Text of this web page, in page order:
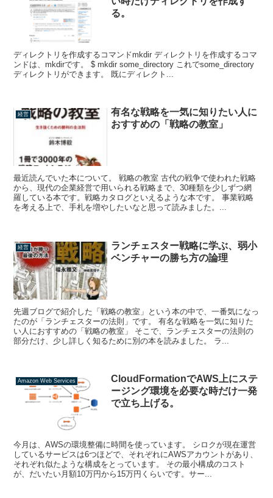
る。
ディレクトリを作成するコマンドmkdir ディレクトリを作成するコマ
ンドは、mkdirです。 $ mkdir some_directory これでsome_directory
ディレクトリができます。 既にディレクト...
経営
有名な戦略を一気に知りたい人に
おすすめの「戦略の教室」
最近読んでいた本について。 戦略の教室 古代の戦争で使われた戦略
から、現代の企業経営で用いられる戦略まで、30種類を少しずつ網
羅している本です。戦略カタログといえるような本です。 事業戦略
を考える上で、手札を増やしたいなと思って読みました。...
経営
ランチェスター戦略に学ぶ、弱小
ベンチャーの勝ち方の論理
先週ブログで紹介した「戦略の教室」という本の中で、一番気になっ
たのが「ランチェスターの法則」です。 有名な戦略を一気に知りた
い人におすすめの「戦略の教室」 そこで、ランチェスターの法則の
部分だけ、少し詳しく知るために別の本を読みました。 ラ...
Amazon Web Services
CloudFormationでAWS上にステ
ージング環境を必要な時だけ一発
で立ち上げる。
今月は、AWSの環境整備に時間を使っています。 シロクが現在運営
しているサービスは6つほどで、それぞれにAWSアカウントがあり、
それぞれ似たような構成をとっています。 その最小構成のコスト
が、だいたい月額10万円から15万円くらいです。サー...